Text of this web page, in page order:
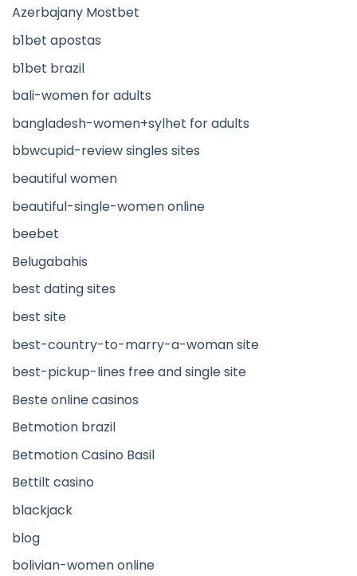
Azerbajany Mostbet
b1bet apostas
b1bet brazil
bali-women for adults
bangladesh-women+sylhet for adults
bbwcupid-review singles sites
beautiful women
beautiful-single-women online
beebet
Belugabahis
best dating sites
best site
best-country-to-marry-a-woman site
best-pickup-lines free and single site
Beste online casinos
Betmotion brazil
Betmotion Casino Basil
Bettilt casino
blackjack
blog
bolivian-women online